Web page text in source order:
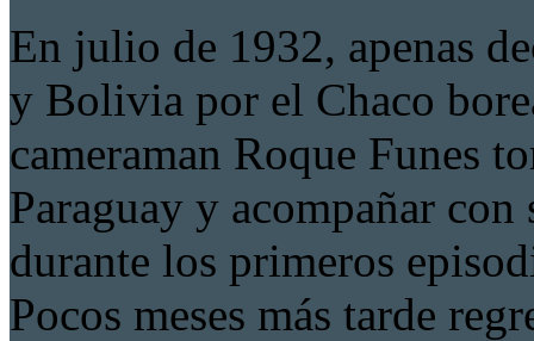
En julio de 1932, apenas
y Bolivia por el Chaco
cameraman Roque Funes
Paraguay y acompañar con
durante los primeros
Pocos meses más tarde